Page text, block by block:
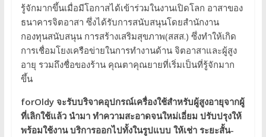
รู้จักมากขึ้นเมื่อมีโอกาสได้เข้าร่วมในงานเปิดโลก อาสาของ
ธนาคารจิตอาสา ซึ่งได้รับการสนับสนุนโดยสำนักงาน
กองทุนสนับสนุน การสร้างเสริมสุขภาพ(สสส.) ซึ่งทำให้เกิด
การเชื่อมโยงเครือข่ายในการทำงานด้าน จิตอาสาและผู้สูง
อายุ รวมถึงชื่อของร้าน คุณตาคุณยายที่เริ่มเป็นที่รู้จักมาก
ขึ้น
forOldy จะรับบริจาคอุปกรณ์เครื่องใช้สำหรับผู้สูงอายุจากผู้
ที่เลิกใช้แล้ว นำมา ทำความสะอาดจนใหม่เอี่ยม ปรับปรุงให้
พร้อมใช้งาน บริการออกไปทั้งในรูปแบบ ให้เช่า ระยะสั้น-